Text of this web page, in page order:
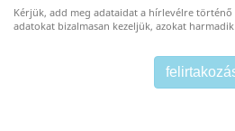
Kérjük, add meg adataidat a hírlevélre
adatokat bizalmasan kezeljük, azokat